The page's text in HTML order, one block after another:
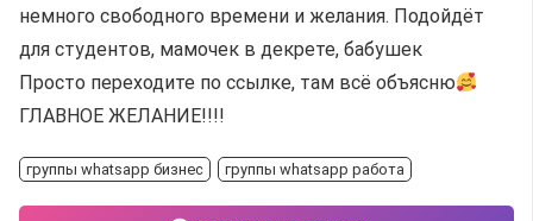
немного свободного времени и желания. Подойдёт
для студентов, мамочек в декрете, бабушек
Просто переходите по ссылке, там всё объясню
ГЛАВНОЕ ЖЕЛАНИЕ!!!!
группы whatsapp бизнес группы whatsapp работа